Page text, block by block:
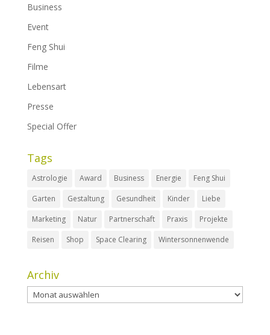
Business
Event
Feng Shui
Filme
Lebensart
Presse
Special Offer
Tags
Astrologie Award Business Energie
Feng Shui
Garten
Gestaltung Gesundheit Kinder
Liebe
Marketing
Natur Partnerschaft Praxis
Projekte
Reisen
Shop Space Clearing Wintersonnenwende
Archiv
Archiv